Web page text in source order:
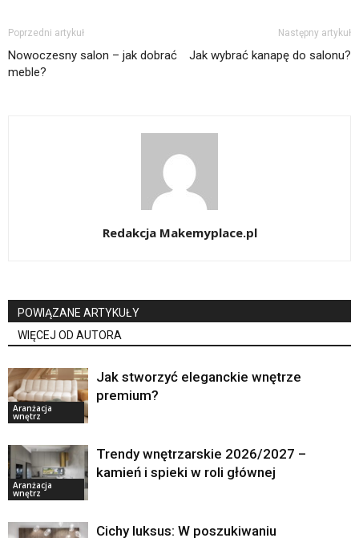
Poprzedni artykuł
Nowoczesny salon – jak dobrać
meble?
Następny artykuł
Jak wybrać kanapę do salonu?
Redakcja Makemyplace.pl
POWIĄZANE ARTYKUŁY
WIĘCEJ OD AUTORA
Aranżacja
wnętrz
Jak stworzyć eleganckie wnętrze
premium?
Aranżacja
wnętrz
Trendy wnętrzarskie 2026/2027 –
kamień i spieki w roli głównej
Cichy luksus: W poszukiwaniu